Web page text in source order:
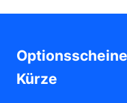
Kürze